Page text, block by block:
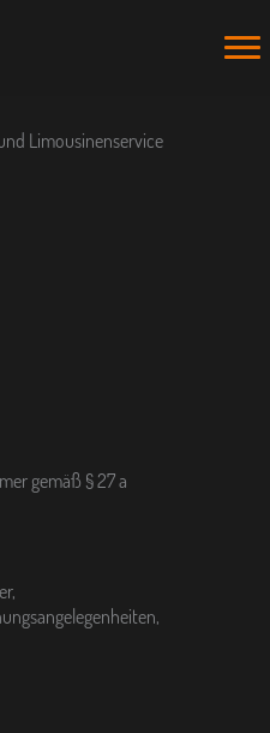
Limousinenservice
gemäß § 27 a